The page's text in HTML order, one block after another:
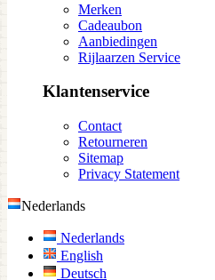
Merken
Cadeaubon
Aanbiedingen
Rijlaarzen Service
Klantenservice
Contact
Retourneren
Sitemap
Privacy Statement
Nederlands
Nederlands
English
Deutsch